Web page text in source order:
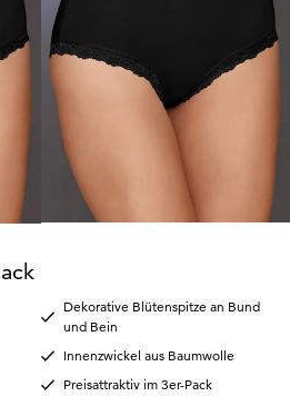
Dekorative Blütenspitze an Bund
und Bein
Innenzwickel aus Baumwolle
Preisattraktiv im 3er-Pack